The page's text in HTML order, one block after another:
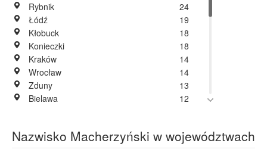
Rybnik
24
Łódź
19
Kłobuck
18
Konieczki
18
Kraków
14
Wrocław
14
Zduny
13
Bielawa
12
Zendek
11
Myszków
10
Nazwisko Macherzyński w województwach